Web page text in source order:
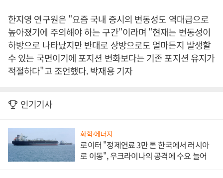
한지영 연구원은 "요즘 국내 증시의 변동성도 역대급으로
높아졌기에 주의해야 하는 구간"이라며 "현재는 변동성이
하방으로 나타났지만 반대로 상방으로도 얼마든지 발생할
수 있는 국면이기에 포지션 변화보다는 기존 포지션 유지가
적절하다"고 조언했다. 박재용 기자
인기기사
화학·에너지
로이터 "정제연료 3만 톤 한국에서 러시아
로 이동", 우크라이나의 공격에 수요 늘어